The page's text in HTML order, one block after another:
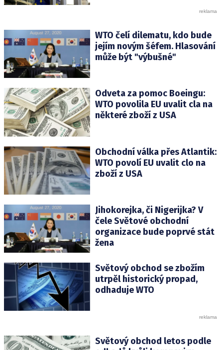
WTO čelí dilematu, kdo bude
jejím novým šéfem. Hlasování
může být "výbušné"
Odveta za pomoc Boeingu:
WTO povolila EU uvalit cla na
některé zboží z USA
Obchodní válka přes Atlantik:
WTO povolí EU uvalit clo na
zboží z USA
Jihokorejka, či Nigerijka? V
čele Světové obchodní
organizace bude poprvé stát
žena
Světový obchod se zbožím
utrpěl historický propad,
odhaduje WTO
Světový obchod letos podle